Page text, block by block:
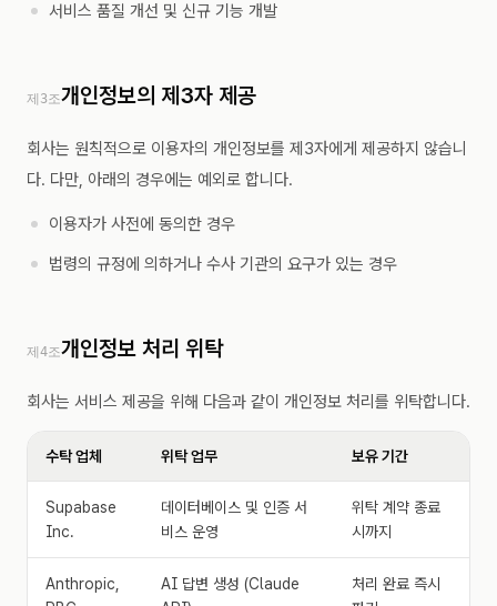
서비스 품질 개선 및 신규 기능 개발
제3조개인정보의 제3자 제공
회사는 원칙적으로 이용자의 개인정보를 제3자에게 제공하지 않습니
다. 다만, 아래의 경우에는 예외로 합니다.
이용자가 사전에 동의한 경우
법령의 규정에 의하거나 수사 기관의 요구가 있는 경우
제4조개인정보 처리 위탁
회사는 서비스 제공을 위해 다음과 같이 개인정보 처리를 위탁합니다.
수탁 업체 위탁 업무 보유 기간
Supabase
Inc.
데이터베이스 및 인증 서
비스 운영
위탁 계약 종료
시까지
Anthropic,
AI 답변 생성 (Claude
처리 완료 즉시